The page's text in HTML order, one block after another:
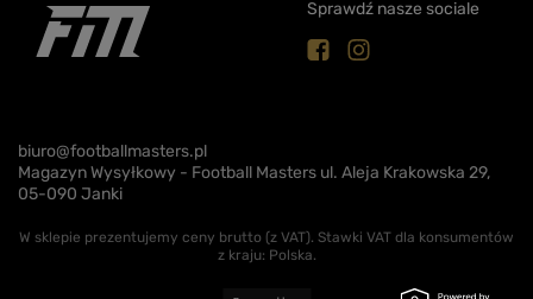
Sprawdź nasze sociale
biuro@footballmasters.pl
Magazyn Wysyłkowy - Football Masters ul. Aleja Krakowska 29,
05-090 Janki
W sklepie prezentujemy ceny brutto (z VAT). Stawki VAT dla konsumentów
z kraju: Polska.